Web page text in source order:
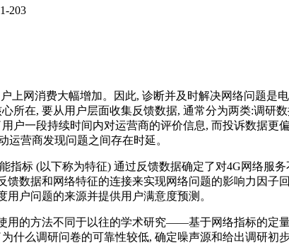
203
上网消费大幅增加。因此, 诊断并及时解决网络问题
所在, 要从用户层面收集反馈数据, 通常分为两类:调
户一段持续时间内对运营商的评价信息, 而投诉数据
运营商发现问题之间存在时延。
指标 (以下称为特征) 通过反馈数据确定了对4G网络服
馈数据和网络特征的连接来实现网络问题的影响力因
户问题的来源并提供用户满意度预测。
用的方法不同于以往的学术研究——基于网络指标的定
什么调研问卷的可靠性较低, 确定噪声源和给出调研初步